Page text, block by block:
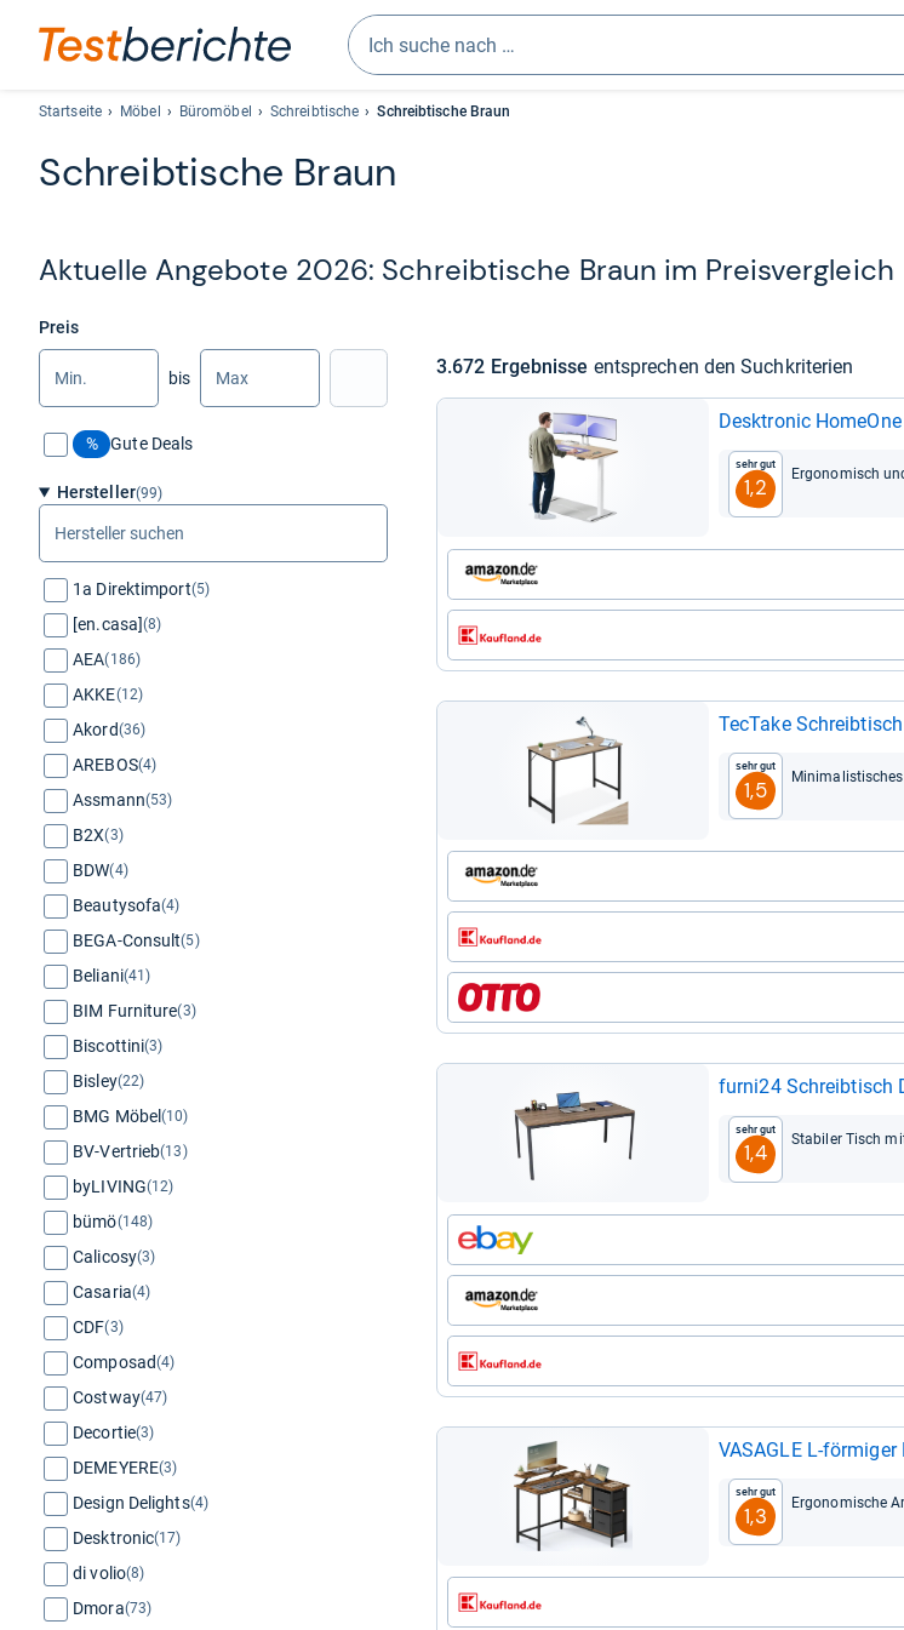
Sie
drei
Zeichen
erscheinen
lassen
mit
Startseite Möbel Büromöbel Schreibtische Schreibtische Braun
Schreib­ti­sche Braun
Aktu­elle Ange­bote 2026: Schreib­ti­sche Braun im Preis­ver­gleich
Preis
Min.
bis
Max.
% Gute Deals
Hersteller(99)
Hersteller
suchen
1a Direktimport(5)
[en.casa](8)
AEA(186)
AKKE(12)
Akord(36)
AREBOS(4)
Assmann(53)
B2X(3)
BDW(4)
Beautysofa(4)
BEGA-Consult(5)
Beliani(41)
BIM Furniture(3)
Biscottini(3)
Bisley(22)
BMG Möbel(10)
BV-Vertrieb(13)
byLIVING(12)
bümö(148)
Calicosy(3)
Casaria(4)
CDF(3)
Composad(4)
Costway(47)
Decortie(3)
DEMEYERE(3)
Design Delights(4)
Desktronic(17)
di volio(8)
Dmora(73)
3.672 Ergeb­nisse ent­spre­chen den Such­kri­te­rien
Desktro­nic
Sehr gut
1,2
Ergo­no­misch
Tec­Take
Sehr gut
1,5
furni24 Schreib­tisch
Sehr gut
1,4
Sta­bi­ler Tisch
VASA­GLE L-​
Sehr gut
1,3
Ergo­no­mi­sche